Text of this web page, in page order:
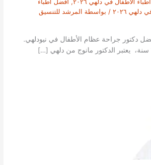
الأطفال في دلهي ٢٠٢٦ , أفضل أطباء
٢٠٢٦
/ بواسطة المرشد للتنسيق
دكتور جراحة عظام الأطفال في نيودلهي.